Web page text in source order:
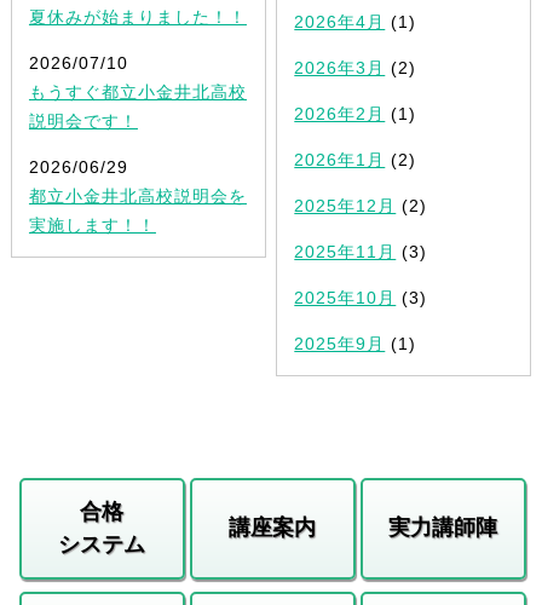
夏休みが始まりました！！
2026/07/10
もうすぐ都立小金井北高校
説明会です！
2026/06/29
都立小金井北高校説明会を
実施します！！
2026年4月 (1)
2026年3月 (2)
2026年2月 (1)
2026年1月 (2)
2025年12月 (2)
2025年11月 (3)
2025年10月 (3)
2025年9月 (1)
合格
システム
講座案内 実力講師陣